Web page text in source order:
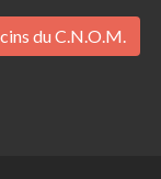
du C.N.O.M.